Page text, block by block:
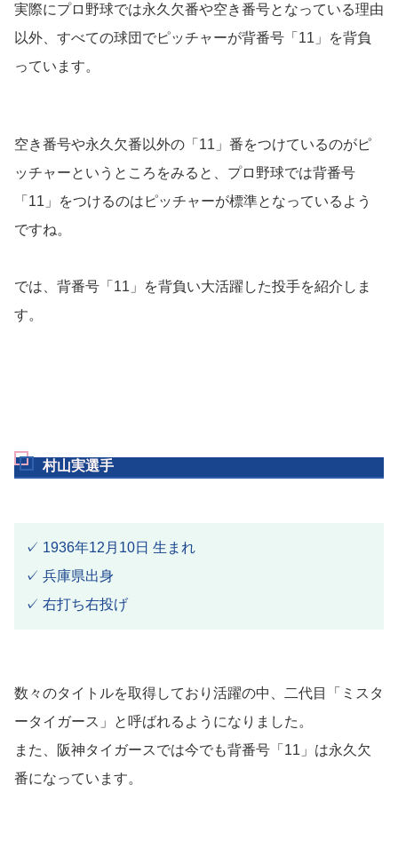
実際にプロ野球では永久欠番や空き番号となっている理由
以外、すべての球団でピッチャーが背番号「11」を背負
っています。
空き番号や永久欠番以外の「11」番をつけているのがピ
ッチャーというところをみると、プロ野球では背番号
「11」をつけるのはピッチャーが標準となっているよう
ですね。
では、背番号「11」を背負い大活躍した投手を紹介しま
す。
村山実選手
✓ 1936年12月10日 生まれ
✓ 兵庫県出身
✓ 右打ち右投げ
数々のタイトルを取得しており活躍の中、二代目「ミスタ
ータイガース」と呼ばれるようになりました。
また、阪神タイガースでは今でも背番号「11」は永久欠
番になっています。